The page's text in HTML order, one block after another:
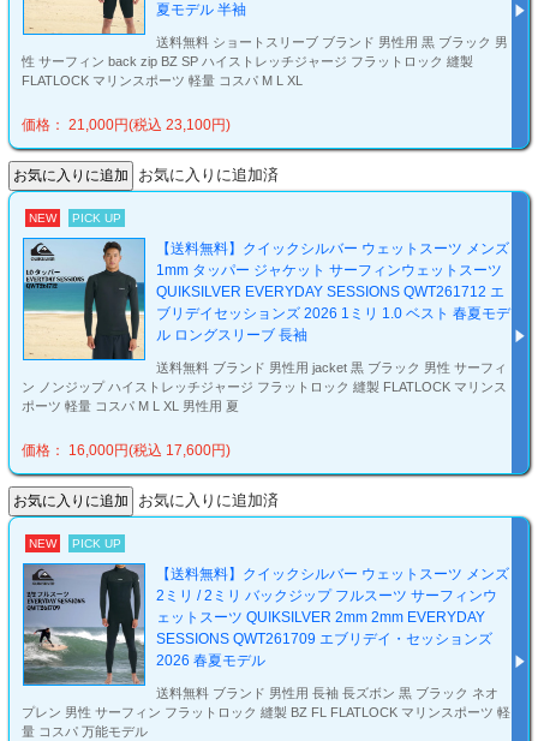
夏モデル 半袖
送料無料 ショートスリーブ ブランド 男性用 黒 ブラック 男
性 サーフィン back zip BZ SP ハイストレッチジャージ フラットロック 縫製
FLATLOCK マリンスポーツ 軽量 コスパ M L XL
価格： 21,000円(税込 23,100円)
お気に入りに追加済
NEW PICK UP
【送料無料】クイックシルバー ウェットスーツ メンズ
1mm タッパー ジャケット サーフィンウェットスーツ
QUIKSILVER EVERYDAY SESSIONS QWT261712 エ
ブリデイセッションズ 2026 1ミリ 1.0 ベスト 春夏モデ
ル ロングスリーブ 長袖
送料無料 ブランド 男性用 jacket 黒 ブラック 男性 サーフィ
ン ノンジップ ハイストレッチジャージ フラットロック 縫製 FLATLOCK マリンス
ポーツ 軽量 コスパ M L XL 男性用 夏
価格： 16,000円(税込 17,600円)
お気に入りに追加済
NEW PICK UP
【送料無料】クイックシルバー ウェットスーツ メンズ
2ミリ / 2ミリ バックジップ フルスーツ サーフィンウ
ェットスーツ QUIKSILVER 2mm 2mm EVERYDAY
SESSIONS QWT261709 エブリデイ・セッションズ
2026 春夏モデル
送料無料 ブランド 男性用 長袖 長ズボン 黒 ブラック ネオ
プレン 男性 サーフィン フラットロック 縫製 BZ FL FLATLOCK マリンスポーツ 軽
量 コスパ 万能モデル